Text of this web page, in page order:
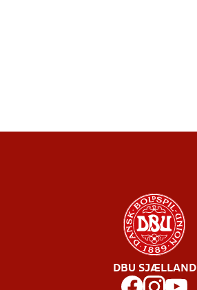
DBU SJÆLLAND